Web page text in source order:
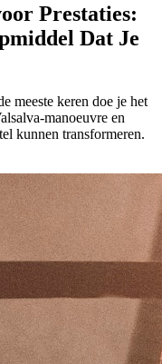
Prestaties:
Dat Je
meeste keren doe je het
manoeuvre en
kunnen transformeren.